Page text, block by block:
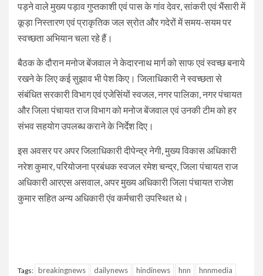
पड़ने वाले मुख्य पड़ाव गुप्तकाशी एवं पास के गांव देवर, सांकरी एवं भैंसारी में
कूड़ा निस्तारण एवं प्राकृतिक जल स्रोत और गदेरों में समय-सयम पर
स्वच्छता अभियान चला रहे हैं।
बैठक के दौरान मनोज बेंजवाल ने केदारनाथ मार्ग को साफ एवं स्वच्छ बनाये
रखने के लिए कई सुझाव भी पेश किए। जिलाधिकारी ने स्वच्छता से
संबंधित सरकारी विभाग एवं एजेसिंयों स्वजल, नगर पालिका, नगर पंचायत
और जिला पंचायत राज विभाग को मनोज बेंजवाल एवं उनकी टीम को हर
संभव सहयोग उपलब्ध कराने के निर्देश दिए।
इस अवसर पर अपर जिलाधिकारी दीपेन्द्र नेगी, मुख्य विकास अधिकारी
नरेश कुमार, परियोजना प्रबंधक स्वजल रमेश चन्द्र, जिला पंचायत राज
अधिकारी आरएस असवाल, अपर मुख्य अधिकारी जिला पंचायत राजेश
कुमार सहित अन्य अधिकारी एंव कर्मचारी उपस्थित थे।
Tags: breakingnews dailynews hindinews hnn
hnnmedia